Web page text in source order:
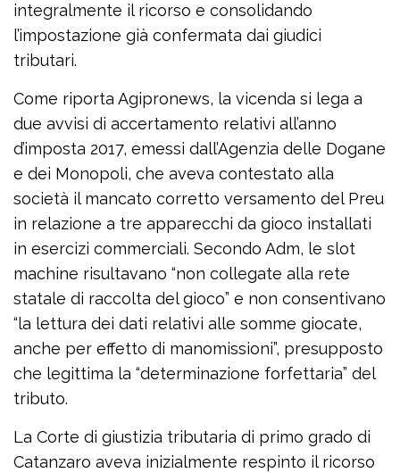
integralmente il ricorso e consolidando
l’impostazione già confermata dai giudici
tributari.
Come riporta Agipronews, la vicenda si lega a
due avvisi di accertamento relativi all’anno
d’imposta 2017, emessi dall’Agenzia delle Dogane
e dei Monopoli, che aveva contestato alla
società il mancato corretto versamento del Preu
in relazione a tre apparecchi da gioco installati
in esercizi commerciali. Secondo Adm, le slot
machine risultavano “non collegate alla rete
statale di raccolta del gioco” e non consentivano
“la lettura dei dati relativi alle somme giocate,
anche per effetto di manomissioni”, presupposto
che legittima la “determinazione forfettaria” del
tributo.
La Corte di giustizia tributaria di primo grado di
Catanzaro aveva inizialmente respinto il ricorso